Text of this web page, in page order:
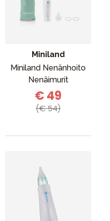
Miniland
Miniland Nenänhoito
Nenäimurit
€ 49
(€ 54)